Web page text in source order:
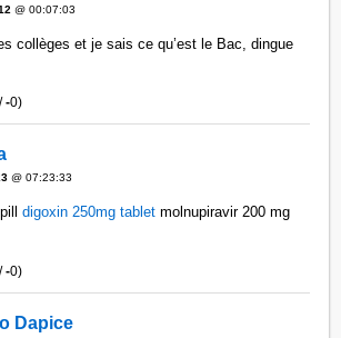
@ 00:07:03
collèges et je sais ce qu’est le Bac, dingue
-0)
@ 07:23:33
pilldigoxin 250mg tablet molnupiravir 200 mg
-0)
Dapice